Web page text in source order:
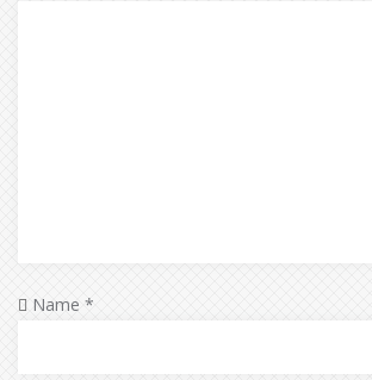
Name *